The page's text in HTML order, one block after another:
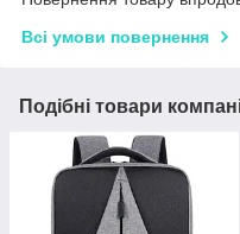
Всі умови повернення
Подібні товари